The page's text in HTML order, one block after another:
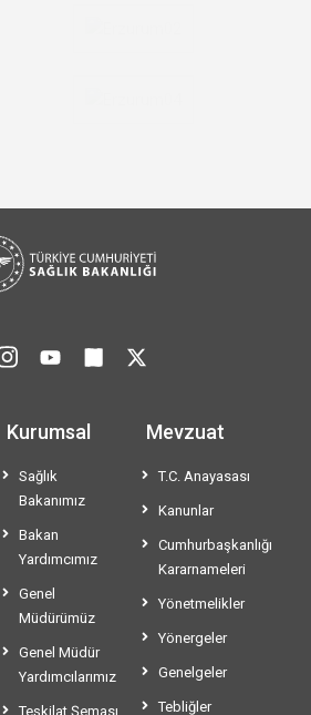
Kurumsal
Sağlık
Bakanımız
Bakan
Yardımcımız
Genel
Müdürümüz
Genel Müdür
Yardımcılarımız
Teşkilat Şeması
Mevzuat
T.C. Anayasası
Kanunlar
Cumhurbaşkanlığı
Kararnameleri
Yönetmelikler
Yönergeler
Genelgeler
Tebliğler